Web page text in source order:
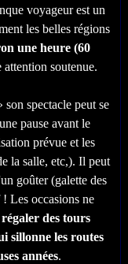
voyageur est un
les belles régions
une heure (60
soutenue.
son spectacle peut se
pause avant le
prévue et les
la salle, etc,). Il peut
goûter (galette des
Les occasions ne
régaler des tours
sillonne les routes
années.